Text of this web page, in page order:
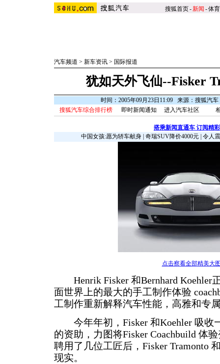
搜狐首页-新闻 -体育
汽车频道 > 新车资讯> 国际报道
犹如天外飞仙--Fisker
时间：2005年09月23日11:09 来源：搜狐汽
搜狐汽车综合排行榜
即时新闻通知 进入汽车社区
搭乘新闻直通车 订阅精
中国女孩:愿为轿车献身| 奇瑞SUV降价4000元| 令人
点击察看全部精美大
Henrik Fisker 和Bernhard Koehler
面世界上的最大的手工制作体验
工制作重新解释汽车性能，高雅和专
今年年初，Fisker 和Koehler 吸收
的资助，力图将Fisker Coachbuild 体
聘用了几位工匠后，Fisker Tramonto
现实。